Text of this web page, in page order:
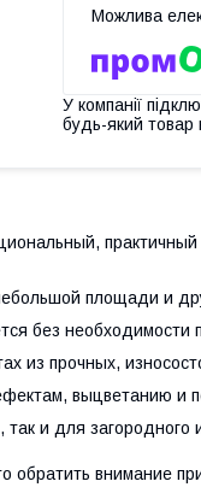
У компанії
будь-який товар
площади и
без необходимости
из прочных,
выцветанию и
и для загородного
обратить внимание